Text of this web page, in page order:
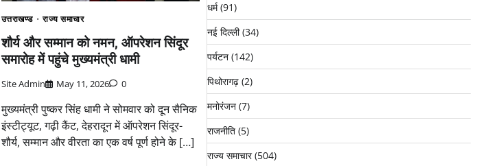
उत्तराखण्ड राज्य समाचार
शौर्य और सम्मान को नमन, ऑपरेशन सिंदूर
समारोह में पहुंचे मुख्यमंत्री धामी
Site Admin May 11, 2026 0
मुख्यमंत्री पुष्कर सिंह धामी ने सोमवार को दून सैनिक
इंस्टीट्यूट, गढ़ी कैंट, देहरादून में ऑपरेशन सिंदूर-
शौर्य, सम्मान और वीरता का एक वर्ष पूर्ण होने के […]
धर्म(91)
नई दिल्ली(34)
पर्यटन(142)
पिथोरागढ़(2)
मनोरंजन(7)
राजनीति(5)
राज्य समाचार(504)